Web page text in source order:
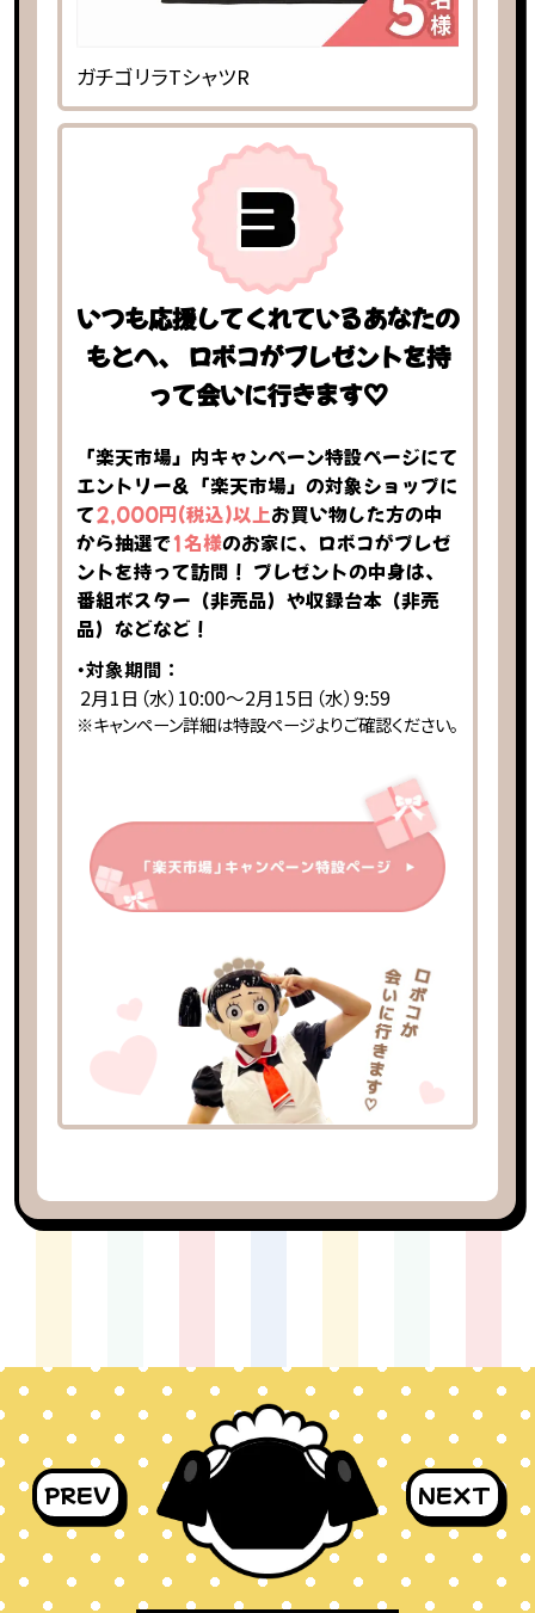
ガチゴリラTシャツR
いつも応援してくれているあなたの
もとへ、 ロボコがプレゼントを持
って会いに行きます♡
「楽天市場」内キャンペーン特設ページにて
エントリー＆「楽天市場」の対象ショップに
て2,000円(税込)以上お買い物した方の中
から抽選で1名様のお家に、ロボコがプレゼ
ントを持って訪問！ プレゼントの中身は、
番組ポスター（非売品）や収録台本（非売
品）などなど！
・対象期間 ：
2月1日（水）10:00～2月15日（水）9:59
※キャンペーン詳細は特設ページよりご確認ください。
PREV NEXT